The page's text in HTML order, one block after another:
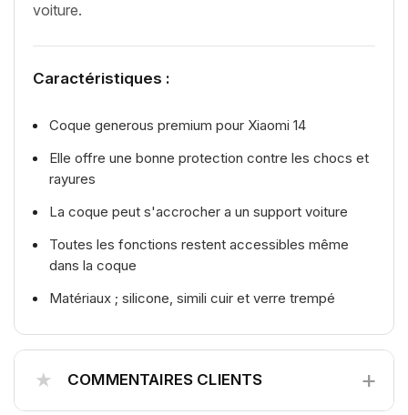
voiture.
Caractéristiques :
Coque generous premium pour Xiaomi 14
Elle offre une bonne protection contre les chocs et
rayures
La coque peut s'accrocher a un support voiture
Toutes les fonctions restent accessibles même
dans la coque
Matériaux ; silicone, simili cuir et verre trempé
★ COMMENTAIRES CLIENTS +